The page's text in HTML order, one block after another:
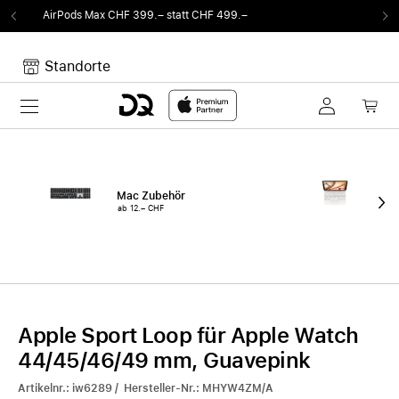
statt CHF 499.– DQ
Standorte
Toggle navigation
Mac Zubehör
ab 12.– CHF ab
Apple Sport Loop für Apple Watch
44/45/46/49 mm, Guavepink
Artikelnr.: iw6289 / Hersteller-Nr.: MHYW4ZM/A